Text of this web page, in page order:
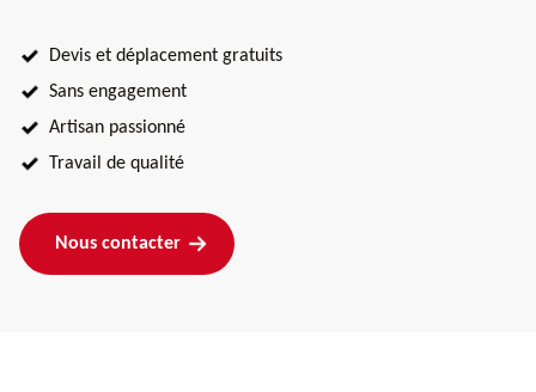
Devis et déplacement gratuits
Sans engagement
Artisan passionné
Travail de qualité
Nous contacter